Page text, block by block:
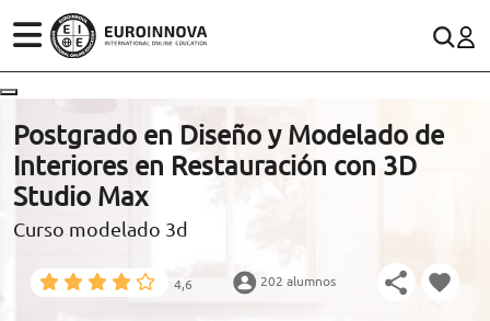
ÁREAS
ESTUDIOS
CONOCE EUROINNOVA
(+34)958 050 200 (gratuito en España)
900 831 200
Postgrado en Diseño y Modelado de
Interiores en Restauración con 3D
Studio Max
Curso modelado 3d
4,6 202 alumnos